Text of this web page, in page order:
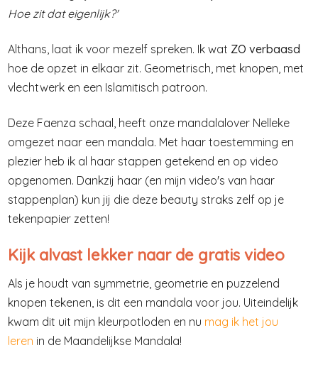
Hoe zit dat eigenlijk?'
Althans, laat ik voor mezelf spreken. Ik wat ZO verbaasd
hoe de opzet in elkaar zit. Geometrisch, met knopen, met
vlechtwerk en een Islamitisch patroon.
Deze Faenza schaal, heeft onze mandalalover Nelleke
omgezet naar een mandala. Met haar toestemming en
plezier heb ik al haar stappen getekend en op video
opgenomen. Dankzij haar (en mijn video's van haar
stappenplan) kun jij die deze beauty straks zelf op je
tekenpapier zetten!
Kijk alvast lekker naar de gratis video
Als je houdt van symmetrie, geometrie en puzzelend
knopen tekenen, is dit een mandala voor jou. Uiteindelijk
kwam dit uit mijn kleurpotloden en nu mag ik het jou
leren in de Maandelijkse Mandala!